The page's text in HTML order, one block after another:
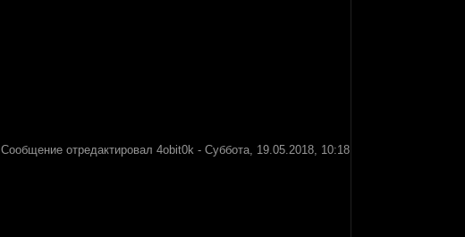
Сообщение отредактировал 4obit0k - Суббота, 19.05.2018, 10:18